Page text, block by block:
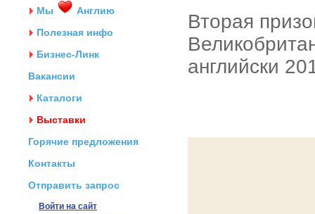
Мы
Англию
Полезная инфо
Бизнес-Линк
Вакансии
Каталоги
Выставки
Горячие предложения
Контакты
Отправить запрос
Войти на сайт
Вторая
английски